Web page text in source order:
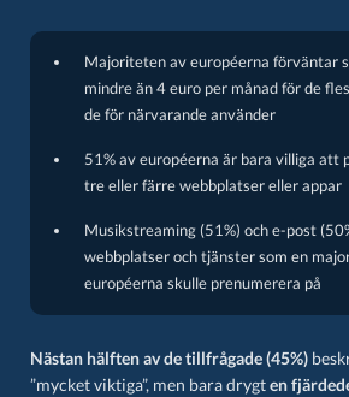
Majoriteten av européerna förväntar
mindre än 4 euro per månad för de
de för närvarande använder
51% av européerna är bara villiga att
tre eller färre webbplatser eller appar
Musikstreaming (51%) och e-post
webbplatser och tjänster som en
européerna skulle prenumerera på
Nästan hälften av de tillfrågade (45%)
”mycket viktiga”, men bara drygten